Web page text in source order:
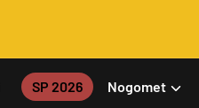
SP 2026 Nogomet